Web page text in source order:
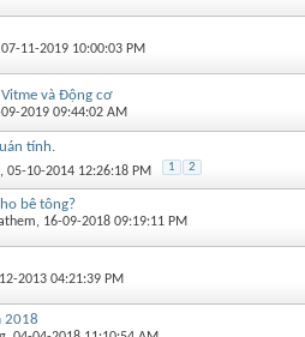
07-11-2019 10:00:03 PM
và Động cơ
2019 09:44:02 AM
tính.
‎, 05-10-2014 12:26:18 PM 1 2
bê tông?
‎, 16-09-2018 09:19:11 PM
2013 04:21:39 PM
2018